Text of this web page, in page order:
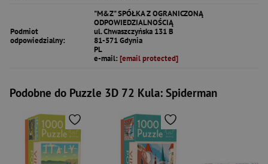
Podmiot
odpowiedzialny:
"M&Z" SPÓŁKA Z OGRANICZONĄ
ODPOWIEDZIALNOŚCIĄ
ul. Chwaszczyńska 131 B
81-571 Gdynia
PL
e-mail: [email protected]
Podobne do Puzzle 3D 72 Kula: Spiderman